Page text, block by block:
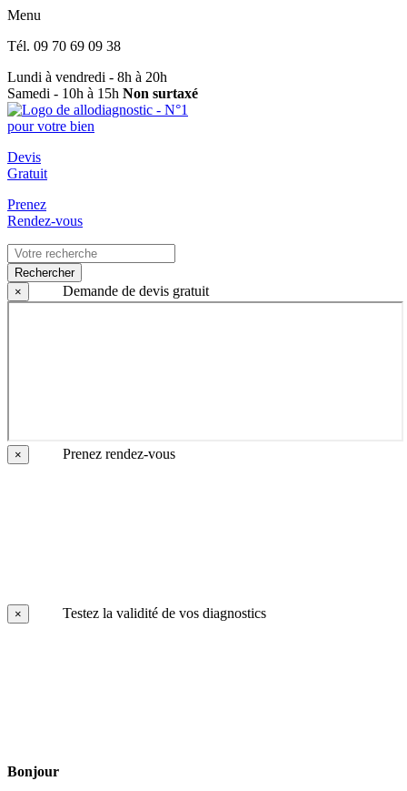
Menu
Tél. 09 70 69 09 38
Lundi à vendredi - 8h à 20h
Samedi - 10h à 15h Non surtaxé
Devis
Gratuit
Prenez
Rendez-vous
Rechercher
×
Demande de devis gratuit
× Prenez rendez-vous
× Testez la validité de vos diagnostics
Bonjour